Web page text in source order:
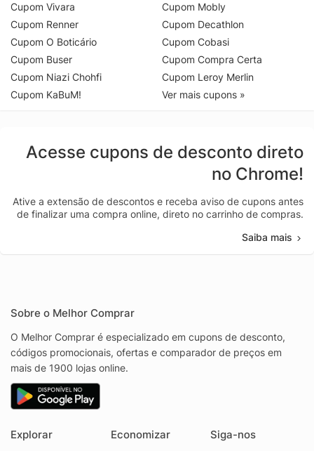
Cupom Vivara
Cupom Renner
Cupom O Boticário
Cupom Buser
Cupom Niazi Chohfi
Cupom KaBuM!
Cupom Mobly
Cupom Decathlon
Cupom Cobasi
Cupom Compra Certa
Cupom Leroy Merlin
Ver mais cupons »
Acesse cupons de desconto direto
no Chrome!
Ative a extensão de descontos e receba aviso de cupons antes
de finalizar uma compra online, direto no carrinho de compras.
Saiba mais
Sobre o Melhor Comprar
O Melhor Comprar é especializado em cupons de desconto,
códigos promocionais, ofertas e comparador de preços em
mais de 1900 lojas online.
Explorar Economizar Siga-nos